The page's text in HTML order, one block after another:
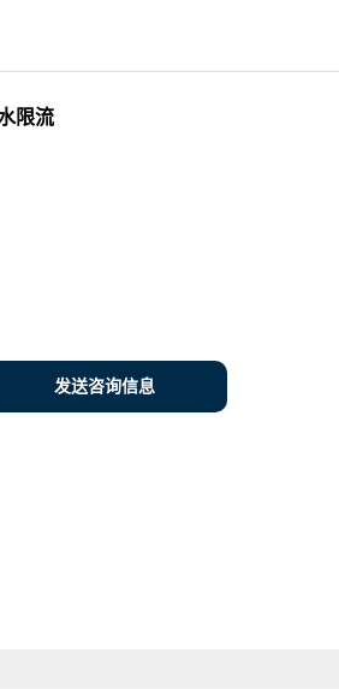
限流
发送咨询信息